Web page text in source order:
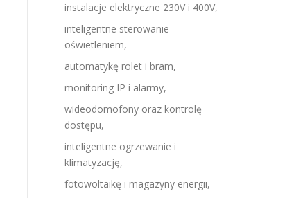
instalacje elektryczne 230V i 400V,
inteligentne sterowanie
oświetleniem,
automatykę rolet i bram,
monitoring IP i alarmy,
wideodomofony oraz kontrolę
dostępu,
inteligentne ogrzewanie i
klimatyzację,
fotowoltaikę i magazyny energii,